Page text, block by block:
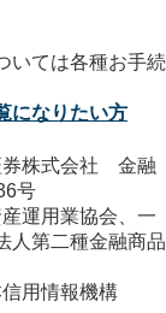
になりたい方
券株式会社 金融
号
運用業協会、一
人第二種金融商品
用情報機構